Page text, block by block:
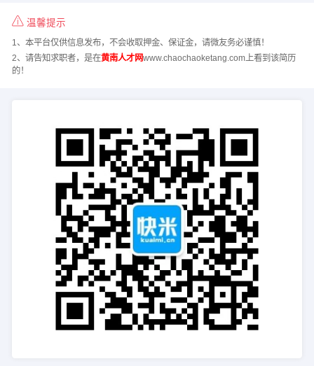
温馨提示
1、本平台仅供信息发布，不会收取押金、保证金，请微友务必谨慎！
2、请告知求职者，是在黄南人才网www.chaochaoketang.com上看到该简历
的！